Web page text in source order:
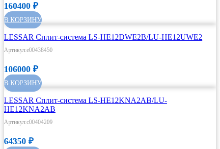
160400 ₽
В КОРЗИНУ
LESSAR Сплит-система LS-HE12DWE2B/LU-HE12UWE2
Артикул:e00438450
106000 ₽
В КОРЗИНУ
LESSAR Сплит-система LS-HE12KNA2AB/LU-
HE12KNA2AB
Артикул:c00404209
64350 ₽